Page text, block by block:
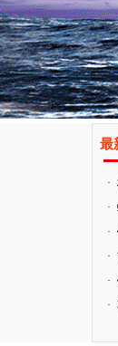
最
·
·
·
·
·
·